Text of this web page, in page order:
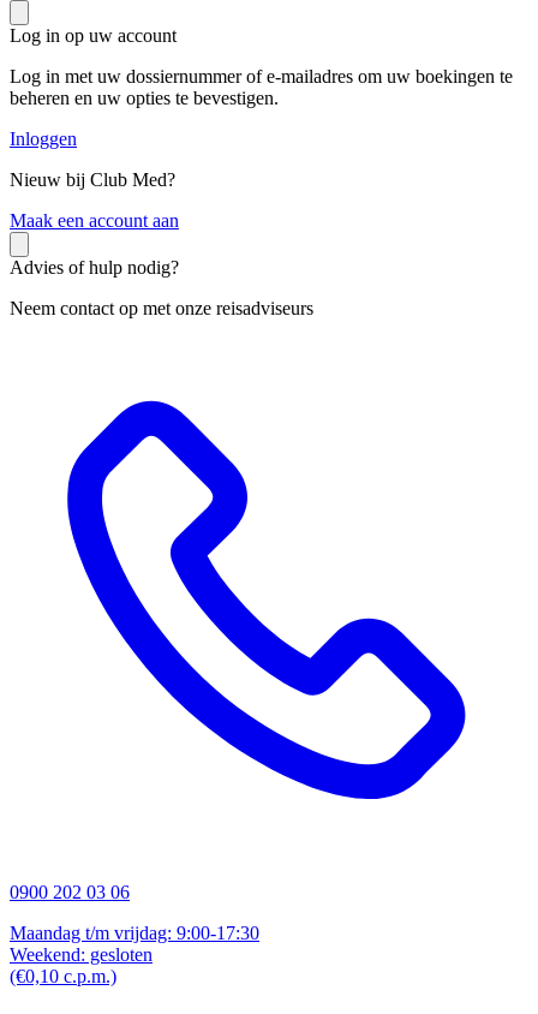
Log in op uw account
Log in met uw dossiernummer of e-mailadres om uw boekingen te
beheren en uw opties te bevestigen.
Inloggen
Nieuw bij Club Med?
Maak een account aan
Advies of hulp nodig?
Neem contact op met onze reisadviseurs
0900 202 03 06
Maandag t/m vrijdag: 9:00-17:30
Weekend: gesloten
(€0,10 c.p.m.)